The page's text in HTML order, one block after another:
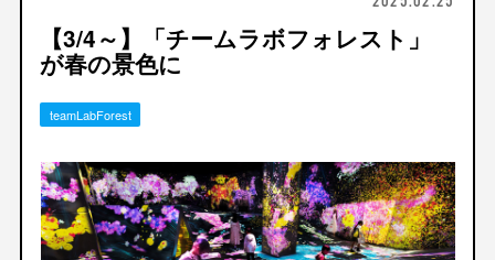
【3/4～】「チームラボフォレスト」
が春の景色に
teamLabForest